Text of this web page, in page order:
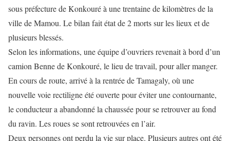
sous préfecture de Konkouré à une trentaine de kilomètres de la
ville de Mamou. Le bilan fait état de 2 morts sur les lieux et de
plusieurs blessés.
Selon les informations, une équipe d’ouvriers revenait à bord d’un
camion Benne de Konkouré, le lieu de travail, pour aller manger.
En cours de route, arrivé à la rentrée de Tamagaly, où une
nouvelle voie rectiligne été ouverte pour éviter une contournante,
le conducteur a abandonné la chaussée pour se retrouver au fond
du ravin. Les roues se sont retrouvées en l’air.
Deux personnes ont perdu la vie sur place. Plusieurs autres ont été